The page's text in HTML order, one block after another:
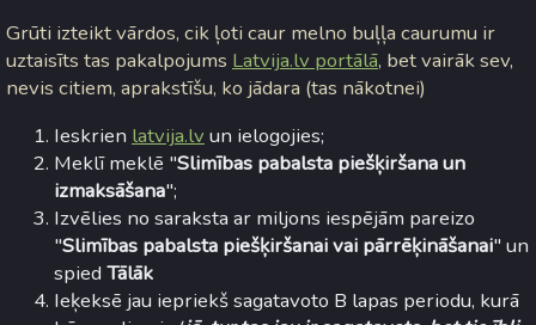
Grūti izteikt vārdos, cik ļoti caur melno buļļa caurumu ir
uztaisīts tas pakalpojums Latvija.lv portālā, bet vairāk sev,
nevis citiem, aprakstīšu, ko jādara (tas nākotnei)
Ieskrien latvija.lv un ielogojies;
Meklī meklē "Slimības pabalsta piešķiršana un
izmaksāšana";
Izvēlies no saraksta ar miljons iespējām pareizo
"Slimības pabalsta piešķiršanai vai pārrēķināšanai" un
spied Tālāk
Ieķeksē jau iepriekš sagatavoto B lapas periodu, kurā